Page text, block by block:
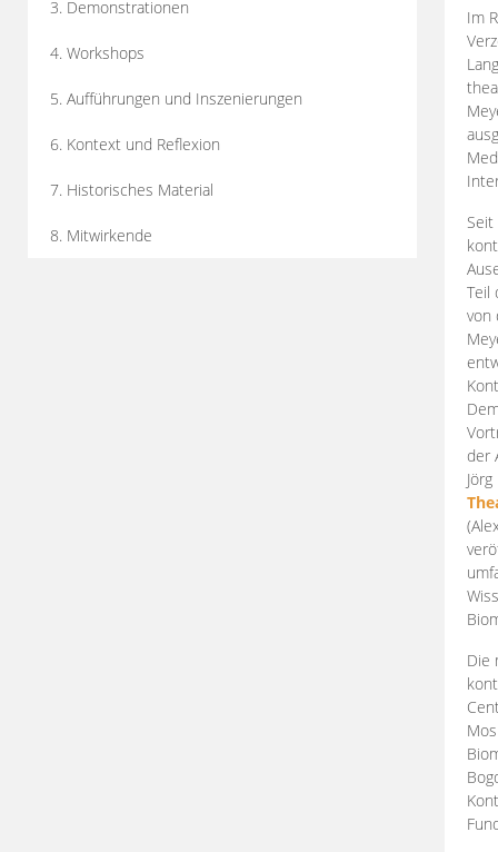
3. Demonstrationen
4. Workshops
5. Aufführungen und Inszenierungen
6. Kontext und Reflexion
7. Historisches Material
8. Mitwirkende
Im
Teil
von
der
Die